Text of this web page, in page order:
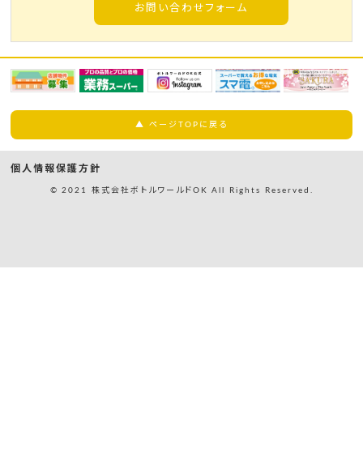
お問い合わせフォーム
▲ ページTOPに戻る
個人情報保護方針
© 2021 株式会社ボトルワールドOK All Rights Reserved.